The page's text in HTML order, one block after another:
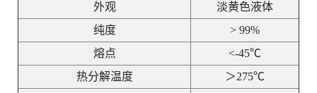
外观
淡黄色液体
纯度
> 99%
熔点
<-45℃
热分解温度
＞275℃